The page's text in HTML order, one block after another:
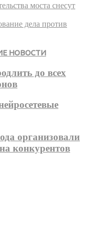
моста снесут
дела против
НОВОСТИ
до всех
организовали
конкурентов